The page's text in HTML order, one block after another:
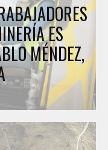
ES
MÉNDEZ,